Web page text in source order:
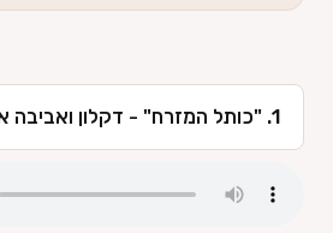
1. "כותל המזרח" - דקלון ואביבה אבידן